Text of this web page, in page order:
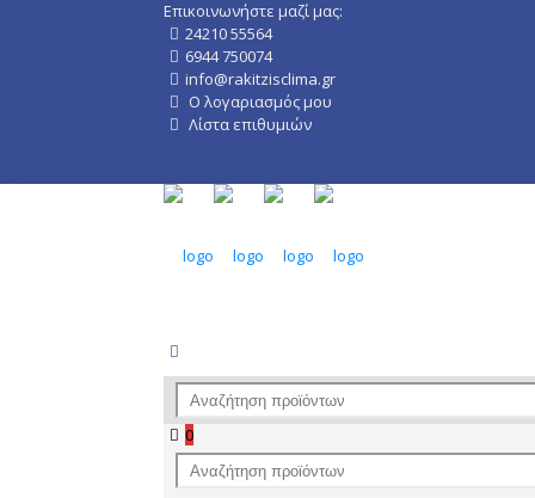
Επικοινωνήστε μαζί μας:
24210 55564
6944 750074
info@rakitzisclima.gr
Ο λογαριασμός μου
Λίστα επιθυμιών
0